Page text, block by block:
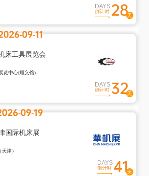
DAYS
倒计时 28
09-11
床工具展览会
览中心(顺义馆)
DAYS
倒计时 32
09-19
国际机床展
津）
DAYS
倒计时 41
退